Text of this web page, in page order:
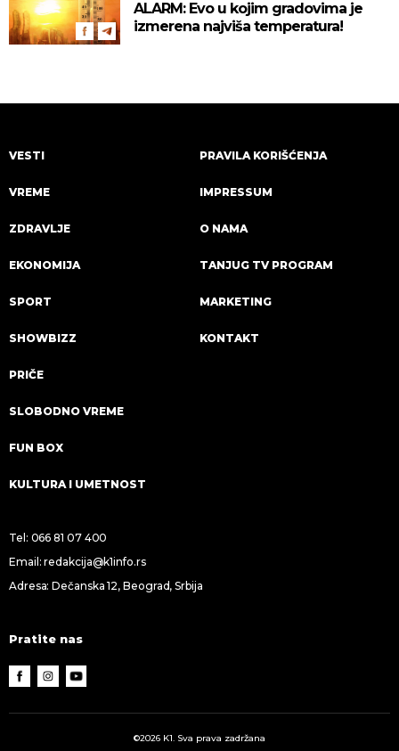
ALARM: Evo u kojim gradovima je
izmerena najviša temperatura!
VESTI
VREME
ZDRAVLJE
EKONOMIJA
SPORT
SHOWBIZZ
PRIČE
SLOBODNO VREME
FUN BOX
KULTURA I UMETNOST
PRAVILA KORIŠĆENJA
IMPRESSUM
O NAMA
TANJUG TV PROGRAM
MARKETING
KONTAKT
Tel: 066 81 07 400
Email:redakcija@k1info.rs
Adresa: Dečanska 12, Beograd, Srbija
Pratite nas
©2026 K1. Sva prava zadržana